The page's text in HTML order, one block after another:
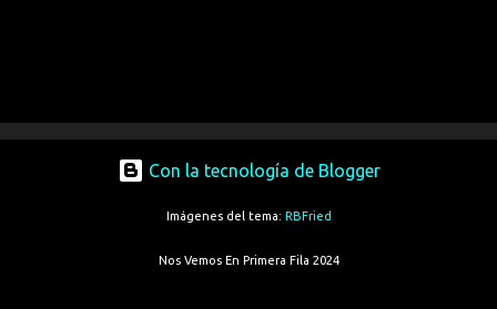
Con la tecnología de Blogger
Imágenes del tema: RBFried
Nos Vemos En Primera Fila 2024